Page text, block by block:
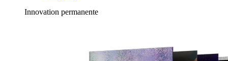
Innovation permanente